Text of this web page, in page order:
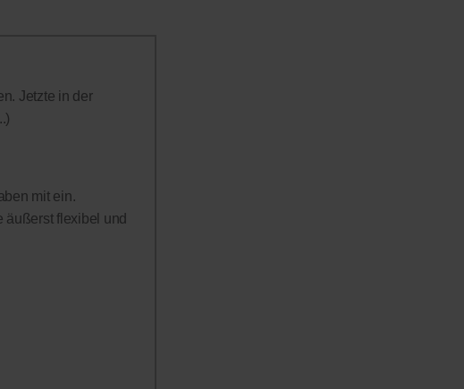
Jetzte in der
mit ein.
flexibel und